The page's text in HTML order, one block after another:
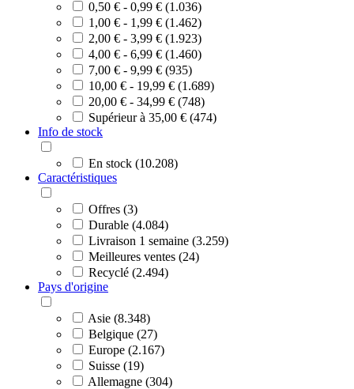
0,50 € - 0,99 € (1.036)
1,00 € - 1,99 € (1.462)
2,00 € - 3,99 € (1.923)
4,00 € - 6,99 € (1.460)
7,00 € - 9,99 € (935)
10,00 € - 19,99 € (1.689)
20,00 € - 34,99 € (748)
Supérieur à 35,00 € (474)
Info de stock
En stock (10.208)
Caractéristiques
Offres (3)
Durable (4.084)
Livraison 1 semaine (3.259)
Meilleures ventes (24)
Recyclé (2.494)
Pays d'origine
Asie (8.348)
Belgique (27)
Europe (2.167)
Suisse (19)
Allemagne (304)